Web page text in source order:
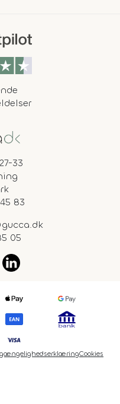
33
83
05
Cookies